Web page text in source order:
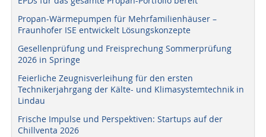
Propan-Wärmepumpen für Mehrfamilienhäuser –
Fraunhofer ISE entwickelt Lösungskonzepte
Gesellenprüfung und Freisprechung Sommerprüfung
2026 in Springe
Feierliche Zeugnisverleihung für den ersten
Technikerjahrgang der Kälte- und Klimasystemtechnik in
Lindau
Frische Impulse und Perspektiven: Startups auf der
Chillventa 2026